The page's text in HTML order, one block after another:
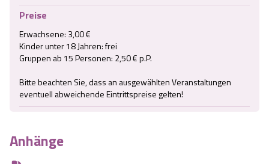
Anhänge
Preise
Erwachsene: 3,00 €
Kinder unter 18 Jahren: frei
Gruppen ab 15 Personen: 2,50 € p.P.
Bitte beachten Sie, dass an ausgewählten Veranstaltungen
eventuell abweichende Eintrittspreise gelten!